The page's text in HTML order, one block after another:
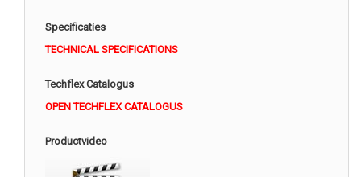
Specificaties
TECHNICAL SPECIFICATIONS
Techflex Catalogus
OPEN TECHFLEX CATALOGUS
Productvideo